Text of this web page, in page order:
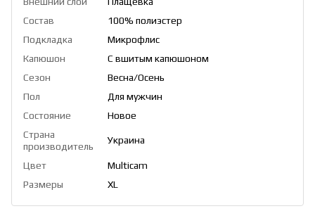
Состав
100% полиэстер
Подкладка
Микрофлис
Капюшон
С вшитым капюшоном
Сезон
Весна/Осень
Пол
Для мужчин
Состояние
Новое
Страна
производитель
Украина
Цвет
Multicam
Размеры
XL